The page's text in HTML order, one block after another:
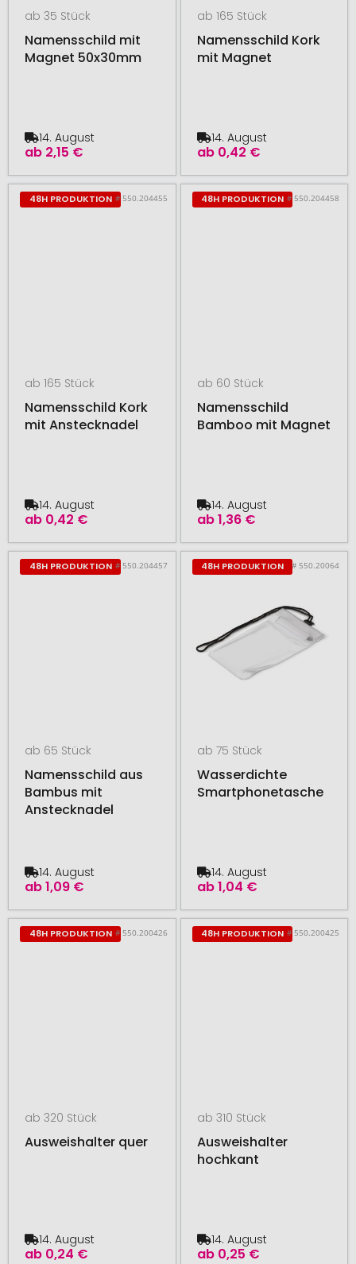
ab 35 Stück
Namensschild mit
Magnet 50x30mm
ab 2,15 €
14. August
ab 165 Stück
Namensschild Kork
mit Magnet
ab 0,42 €
14. August
48H PRODUKTION # 550.204455
ab 165 Stück
Namensschild Kork
mit Anstecknadel
ab 0,42 €
14. August
48H PRODUKTION # 550.204458
ab 60 Stück
Namensschild
Bamboo mit Magnet
ab1,36 €
14. August
48H PRODUKTION # 550.204457
ab 65 Stück
Namensschild aus
Bambus mit
Anstecknadel
ab1,09 €
14. August
48H PRODUKTION # 550.20064
ab 75 Stück
Wasserdichte
Smartphonetasche
ab1,04 €
14. August
48H PRODUKTION # 550.200426
ab 320 Stück
Ausweishalter quer
ab 0,24 €
14. August
48H PRODUKTION # 550.200425
ab 310 Stück
Ausweishalter
hochkant
ab 0,25 €
14. August